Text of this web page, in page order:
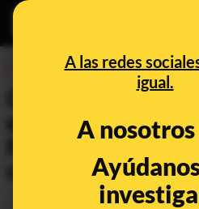
A las redes
igual.
A nosotros
Qué hacer si
en una página
hemos pagado el
contra reembolso